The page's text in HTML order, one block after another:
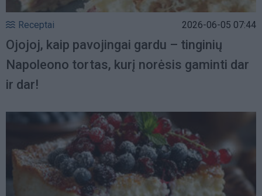
Receptai 2026-06-05 07:44
Ojojoj, kaip pavojingai gardu – tinginių
Napoleono tortas, kurį norėsis gaminti dar
ir dar!